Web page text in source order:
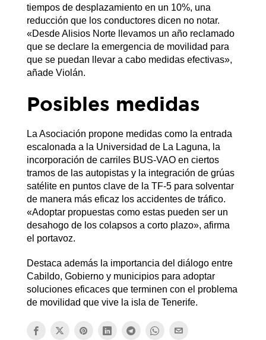
tiempos de desplazamiento en un 10%, una
reducción que los conductores dicen no notar.
«Desde Alisios Norte llevamos un año reclamado
que se declare la emergencia de movilidad para
que se puedan llevar a cabo medidas efectivas»,
añade Violán.
Posibles medidas
La Asociación propone medidas como la entrada
escalonada a la Universidad de La Laguna, la
incorporación de carriles BUS-VAO en ciertos
tramos de las autopistas y la integración de grúas
satélite en puntos clave de la TF-5 para solventar
de manera más eficaz los accidentes de tráfico.
«Adoptar propuestas como estas pueden ser un
desahogo de los colapsos a corto plazo», afirma
el portavoz.
Destaca además la importancia del diálogo entre
Cabildo, Gobierno y municipios para adoptar
soluciones eficaces que terminen con el problema
de movilidad que vive la isla de Tenerife.